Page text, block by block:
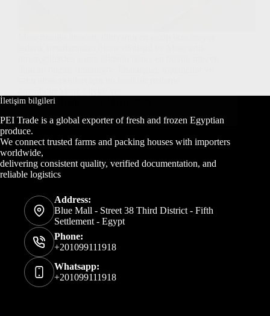
PEI Trade
İletişim bilgileri
PEI Trade is a global exporter of fresh and frozen Egyptian
produce.
We connect trusted farms and packing houses with importers
worldwide,
delivering consistent quality, verified documentation, and
reliable logistics
Address:
Blue Mall - Street 38 Third District - Fifth
Settlement - Egypt
Phone:
+201099111918
Whatsapp:
+201099111918